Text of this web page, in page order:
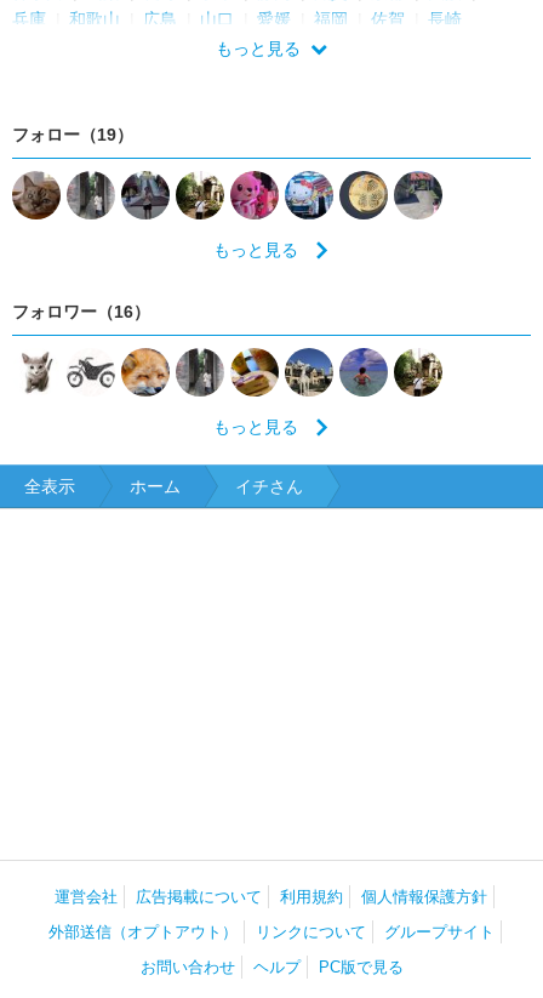
兵庫
和歌山 広島 山口 愛媛 福岡 佐賀
長崎
もっと見る
フォロー（19）
もっと見る
フォロワー（16）
もっと見る
全表示 ホーム イチさん
運営会社 広告掲載について 利用規約
個人情報保護方針
外部送信（オプトアウト）
リンクについて
グループサイト
お問い合わせ
ヘルプ PC版で見る